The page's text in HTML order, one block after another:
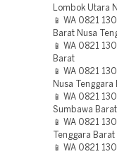
Lombok Utara
📱 WA 0821
Barat Nusa
📱 WA 0821
Barat
📱 WA 0821
Nusa Tenggara
📱 WA 0821
Sumbawa
📱 WA 0821
Tenggara Barat
📱 WA 0821